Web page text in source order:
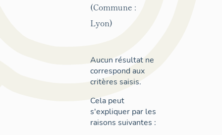
(Commune :
Lyon)
Aucun résultat ne
correspond aux
critères saisis.
Cela peut
s'expliquer par les
raisons suivantes :